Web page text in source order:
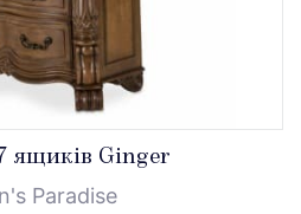
ящиків Ginger
Paradise